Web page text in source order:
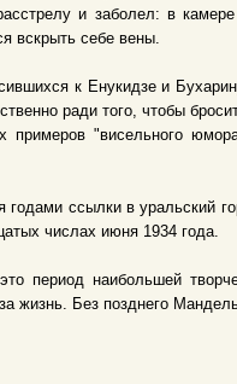
и заболел: в
вскрыть себе вены.
к Енукидзе и
ради того, чтобы
"висельного
годами ссылки в уральский
числах июня 1934 года.
период наибольшей
жизнь. Без позднего